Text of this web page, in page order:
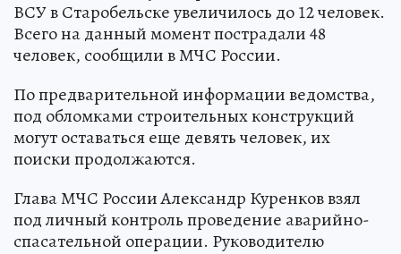
ВСУ в Старобельске увеличилось до 12 человек.
Всего на данный момент пострадали 48
человек, сообщили в МЧС России.
По предварительной информации ведомства,
под обломками строительных конструкций
могут оставаться еще девять человек, их
поиски продолжаются.
Глава МЧС России Александр Куренков взял
под личный контроль проведение аварийно-
спасательной операции. Руководителю